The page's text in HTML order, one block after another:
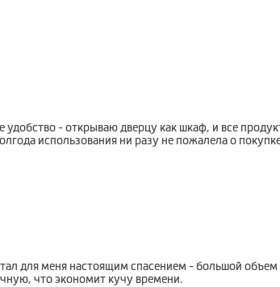
- открываю дверцу как шкаф, и все
использования ни разу не пожалела о
для меня настоящим спасением - большой объем
что экономит кучу времени.